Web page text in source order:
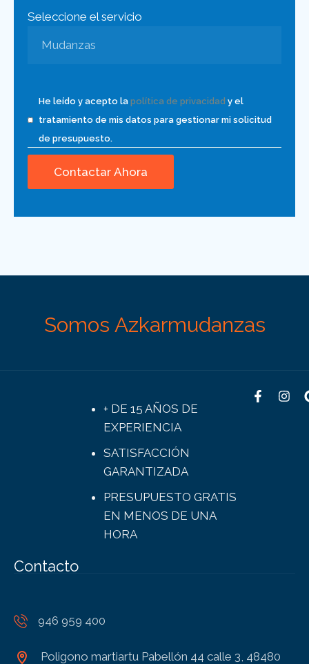
Seleccione el servicio
He leído y acepto lapolítica de privacidad y el
tratamiento de mis datos para gestionar mi solicitud
de presupuesto.
Somos Azkarmudanzas
+ DE 15 AÑOS DE
EXPERIENCIA
SATISFACCIÓN
GARANTIZADA
PRESUPUESTO GRATIS
EN MENOS DE UNA
HORA
Contacto
946 959 400
Poligono martiartu Pabellón 44 calle 3, 48480